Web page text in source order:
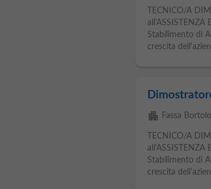
TECNICO/A
all'ASSISTENZA
Stabilimento di
crescita
apartment Fassa Bortolo
TECNICO/A
all'ASSISTENZA
Stabilimento di
crescita